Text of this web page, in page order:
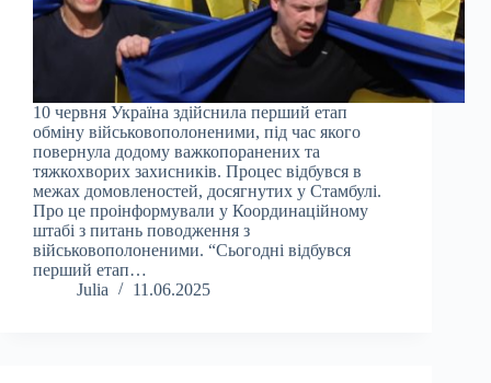
10 червня Україна здійснила перший етап
обміну військовополоненими, під час якого
повернула додому важкопоранених та
тяжкохворих захисників. Процес відбувся в
межах домовленостей, досягнутих у Стамбулі.
Про це проінформували у Координаційному
штабі з питань поводження з
військовополоненими. “Сьогодні відбувся
перший етап…
Julia
11.06.2025